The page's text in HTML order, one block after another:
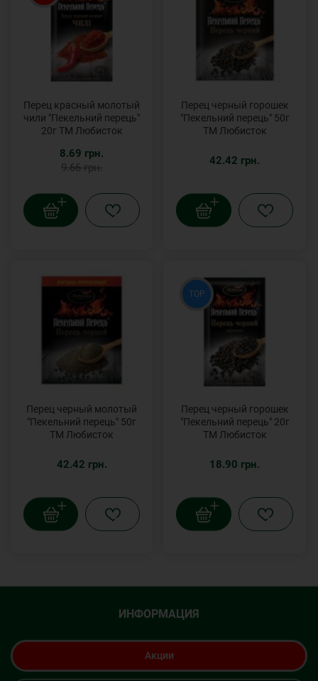
Перец красный молотый
чили "Пекельний перець"
20г ТМ Любисток
8.69 грн.
9.66 грн.
Перец черный горошек
"Пекельний перець" 50г
ТМ Любисток
42.42 грн.
Перец черный молотый
"Пекельний перець" 50г
ТМ Любисток
42.42 грн.
TOP
Перец черный горошек
"Пекельний перець" 20г
ТМ Любисток
18.90 грн.
ИНФОРМАЦИЯ
Акции